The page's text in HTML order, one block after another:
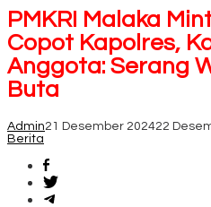
PMKRI Malaka
Copot Kapolres,
Anggota: Serang
Buta
Admin21 Desember 202422
Berita